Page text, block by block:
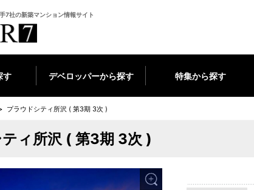
7社の新築マンション情報サイト
す デベロッパーから探す 特集から探す
プラウドシティ所沢 ( 第3期 3次 )
ィ所沢 ( 第3期 3次 )